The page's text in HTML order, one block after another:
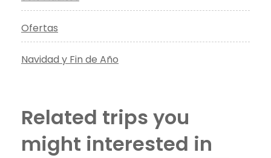
Ofertas
Navidad y Fin de Año
Related trips you
might interested in